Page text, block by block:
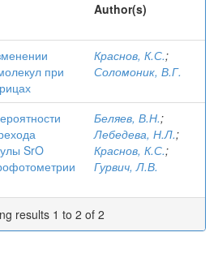
Author(s)
при
Краснов, К.С.;
Соломоник, В.Г.
SrO
Беляев, В.Н.;
Лебедева, Н.Л.;
Краснов, К.С.;
Гурвич, Л.В.
results 1 to 2 of 2